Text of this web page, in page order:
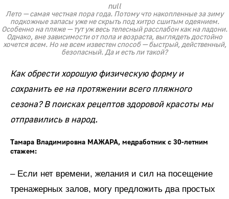
null
Лето — самая честная пора года. Потому что накопленные за зиму
подкожные запасы уже не скрыть под хитро сшитым одеянием.
Особенно на пляже — тут уж весь телесный расслабон как на ладони.
Однако, вне зависимости от пола и возраста, выглядеть достойно
хочется всем. Но не всем известен способ — быстрый, действенный,
безопасный. Да и есть ли такой?
Как обрести хорошую физическую форму и
сохранить ее на протяжении всего пляжного
сезона? В поисках рецептов здоровой красоты мы
отправились в народ.
Тамара Владимировна МАЖАРА, медработник с 30-летним
стажем:
– Если нет времени, желания и сил на посещение
тренажерных залов, могу предложить два простых